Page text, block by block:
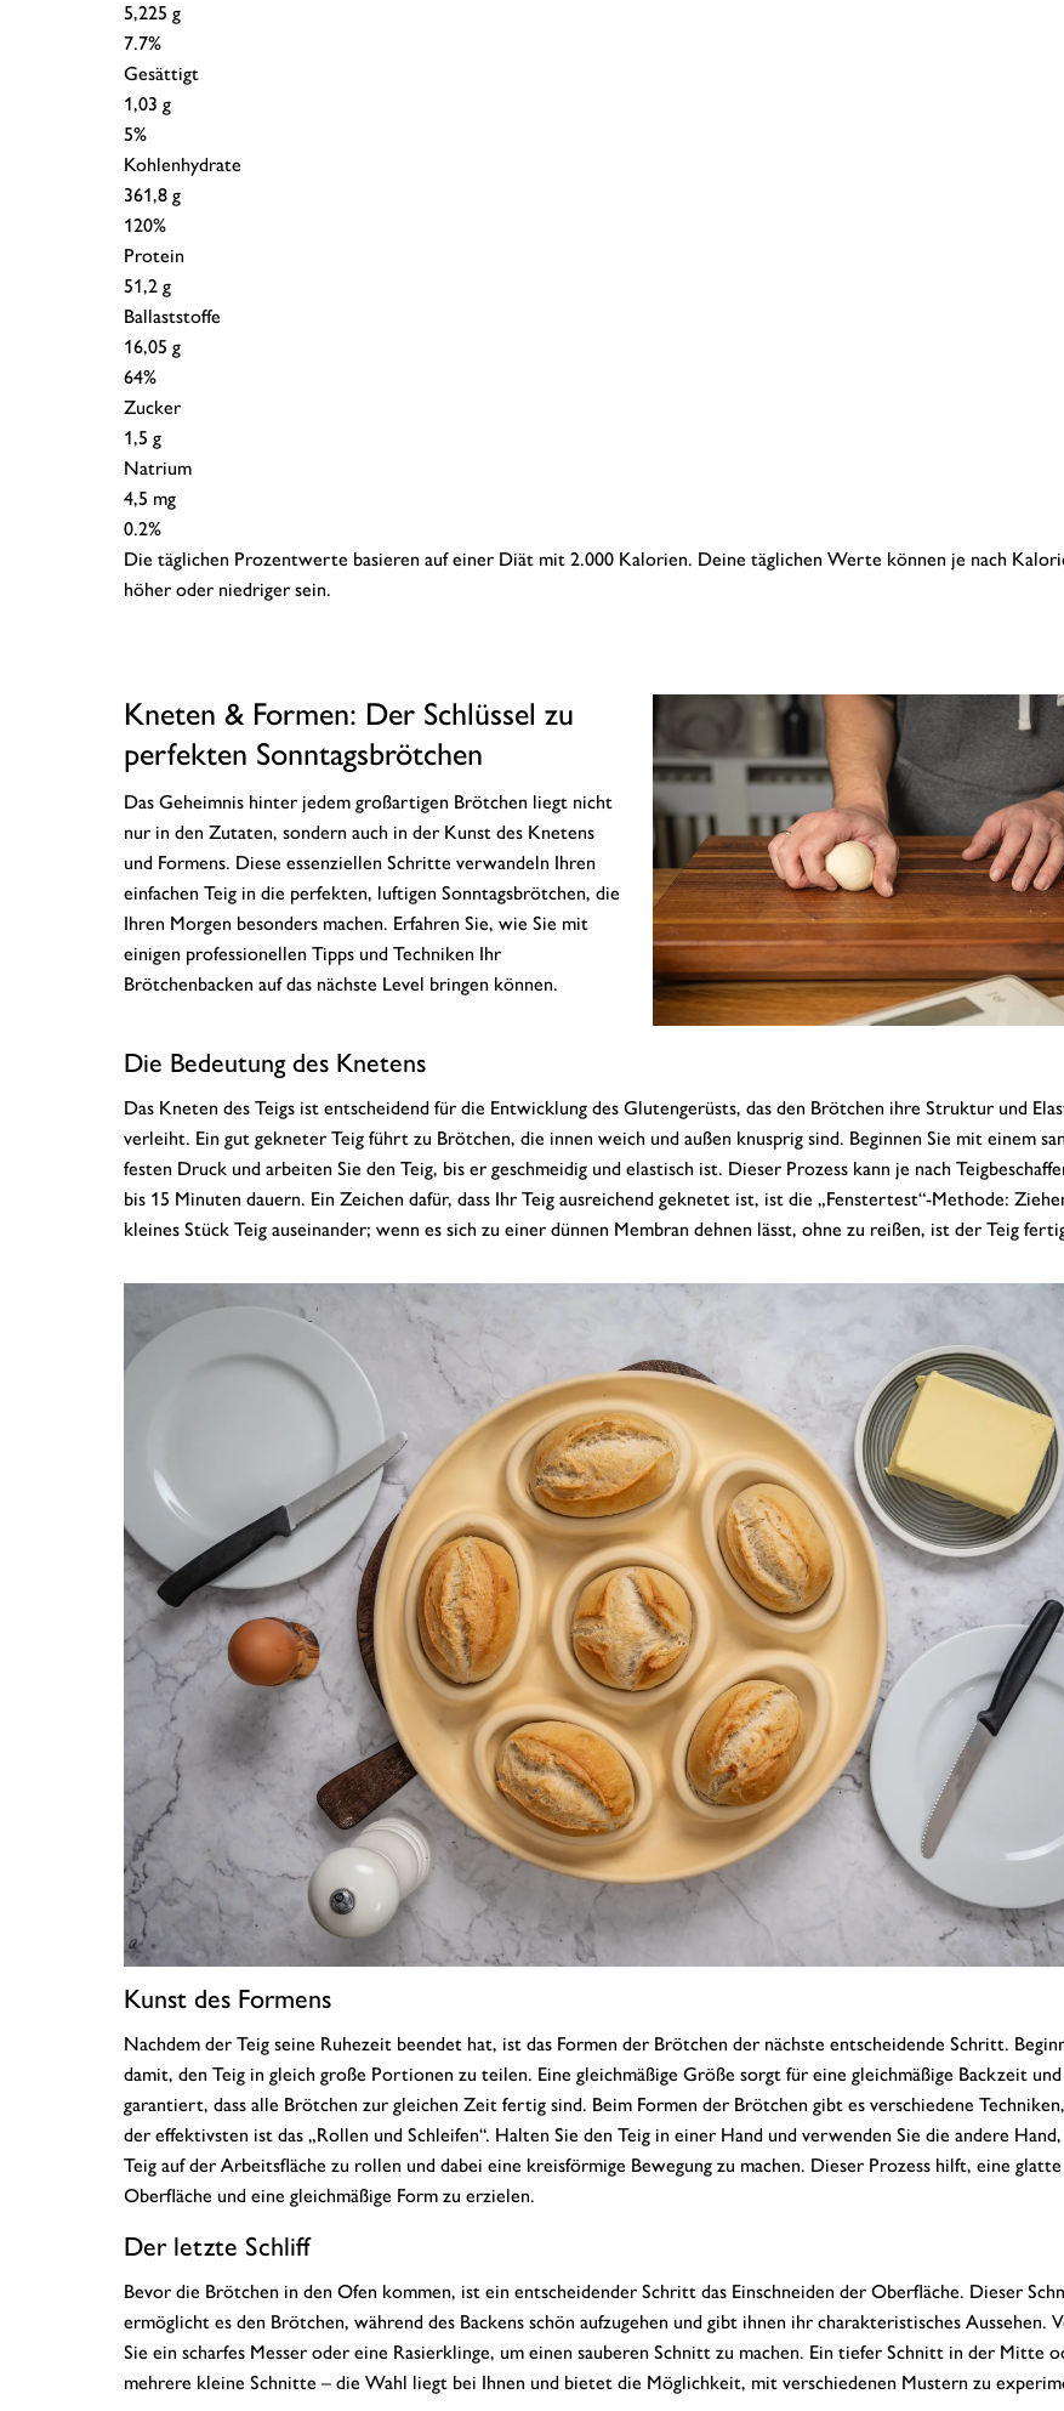
5,225 g
7.7%
Gesättigt
1,03 g
5%
Kohlenhydrate
361,8 g
120%
Protein
51,2 g
Ballaststoffe
16,05 g
64%
Zucker
1,5 g
Natrium
4,5 mg
0.2%
Die täglichen Prozentwerte basieren auf einer Diät mit 2.000 Kalorien. Deine täglichen Werte können je nach
höher oder niedriger sein.
Kneten & Formen: Der Schlüssel zu
perfekten Sonntagsbrötchen
Das Geheimnis hinter jedem großartigen Brötchen liegt nicht
nur in den Zutaten, sondern auch in der Kunst des Knetens
und Formens. Diese essenziellen Schritte verwandeln Ihren
einfachen Teig in die perfekten, luftigen Sonntagsbrötchen, die
Ihren Morgen besonders machen. Erfahren Sie, wie Sie mit
einigen professionellen Tipps und Techniken Ihr
Brötchenbacken auf das nächste Level bringen können.
Die Bedeutung des Knetens
Das Kneten des Teigs ist entscheidend für die Entwicklung des Glutengerüsts, das den Brötchen ihre Struktur und
verleiht. Ein gut gekneter Teig führt zu Brötchen, die innen weich und außen knusprig sind. Beginnen Sie mit einem
festen Druck und arbeiten Sie den Teig, bis er geschmeidig und elastisch ist. Dieser Prozess kann je nach
bis 15 Minuten dauern. Ein Zeichen dafür, dass Ihr Teig ausreichend geknetet ist, ist die „Fenstertest“-Methode:
kleines Stück Teig auseinander; wenn es sich zu einer dünnen Membran dehnen lässt, ohne zu reißen, ist der Teig
Kunst des Formens
Nachdem der Teig seine Ruhezeit beendet hat, ist das Formen der Brötchen der nächste entscheidende Schritt.
damit, den Teig in gleich große Portionen zu teilen. Eine gleichmäßige Größe sorgt für eine gleichmäßige Backzeit und
garantiert, dass alle Brötchen zur gleichen Zeit fertig sind. Beim Formen der Brötchen gibt es verschiedene
der effektivsten ist das „Rollen und Schleifen“. Halten Sie den Teig in einer Hand und verwenden Sie die andere
Teig auf der Arbeitsfläche zu rollen und dabei eine kreisförmige Bewegung zu machen. Dieser Prozess hilft, eine glatte
Oberfläche und eine gleichmäßige Form zu erzielen.
Der letzte Schliff
Bevor die Brötchen in den Ofen kommen, ist ein entscheidender Schritt das Einschneiden der Oberfläche. Dieser
ermöglicht es den Brötchen, während des Backens schön aufzugehen und gibt ihnen ihr charakteristisches Aussehen.
Sie ein scharfes Messer oder eine Rasierklinge, um einen sauberen Schnitt zu machen. Ein tiefer Schnitt in der Mitte
mehrere kleine Schnitte – die Wahl liegt bei Ihnen und bietet die Möglichkeit, mit verschiedenen Mustern zu